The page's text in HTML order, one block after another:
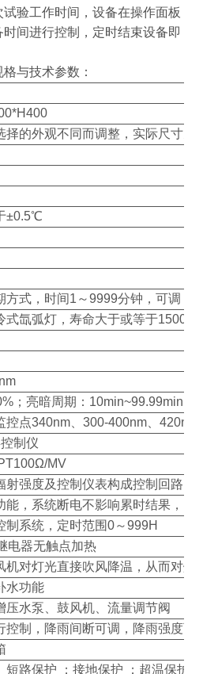
验工作时间，设备在操作面板
时间进行控制，定时结束设备即
格与技术参数：
择的外观不同而调整，实际尺寸见
±0.5℃
方式，时间1～9999分钟，可调
式氙弧灯，寿命大于或等于1500小
；亮暗周期：10min~99.99min
控点340nm、300-400nm、420nm
制仪
MV
射强度及控制仪表构成控制回路闭
能，系统断电不影响累时结果，
制系统，定时范围0～999H
电器无触点加热
机对灯光直接吹风降温，从而对灯
水功能
压水泵、鼓风机、流量调节阀
控制，降雨间断可调，降雨强度可
短路保护 ；接地保护 ；超温保护